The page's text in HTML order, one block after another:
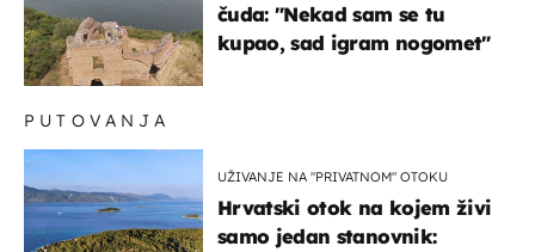
čuda: "Nekad sam se tu
kupao, sad igram nogomet"
PUTOVANJA
UŽIVANJE NA "PRIVATNOM" OTOKU
Hrvatski otok na kojem živi
samo jedan stanovnik: